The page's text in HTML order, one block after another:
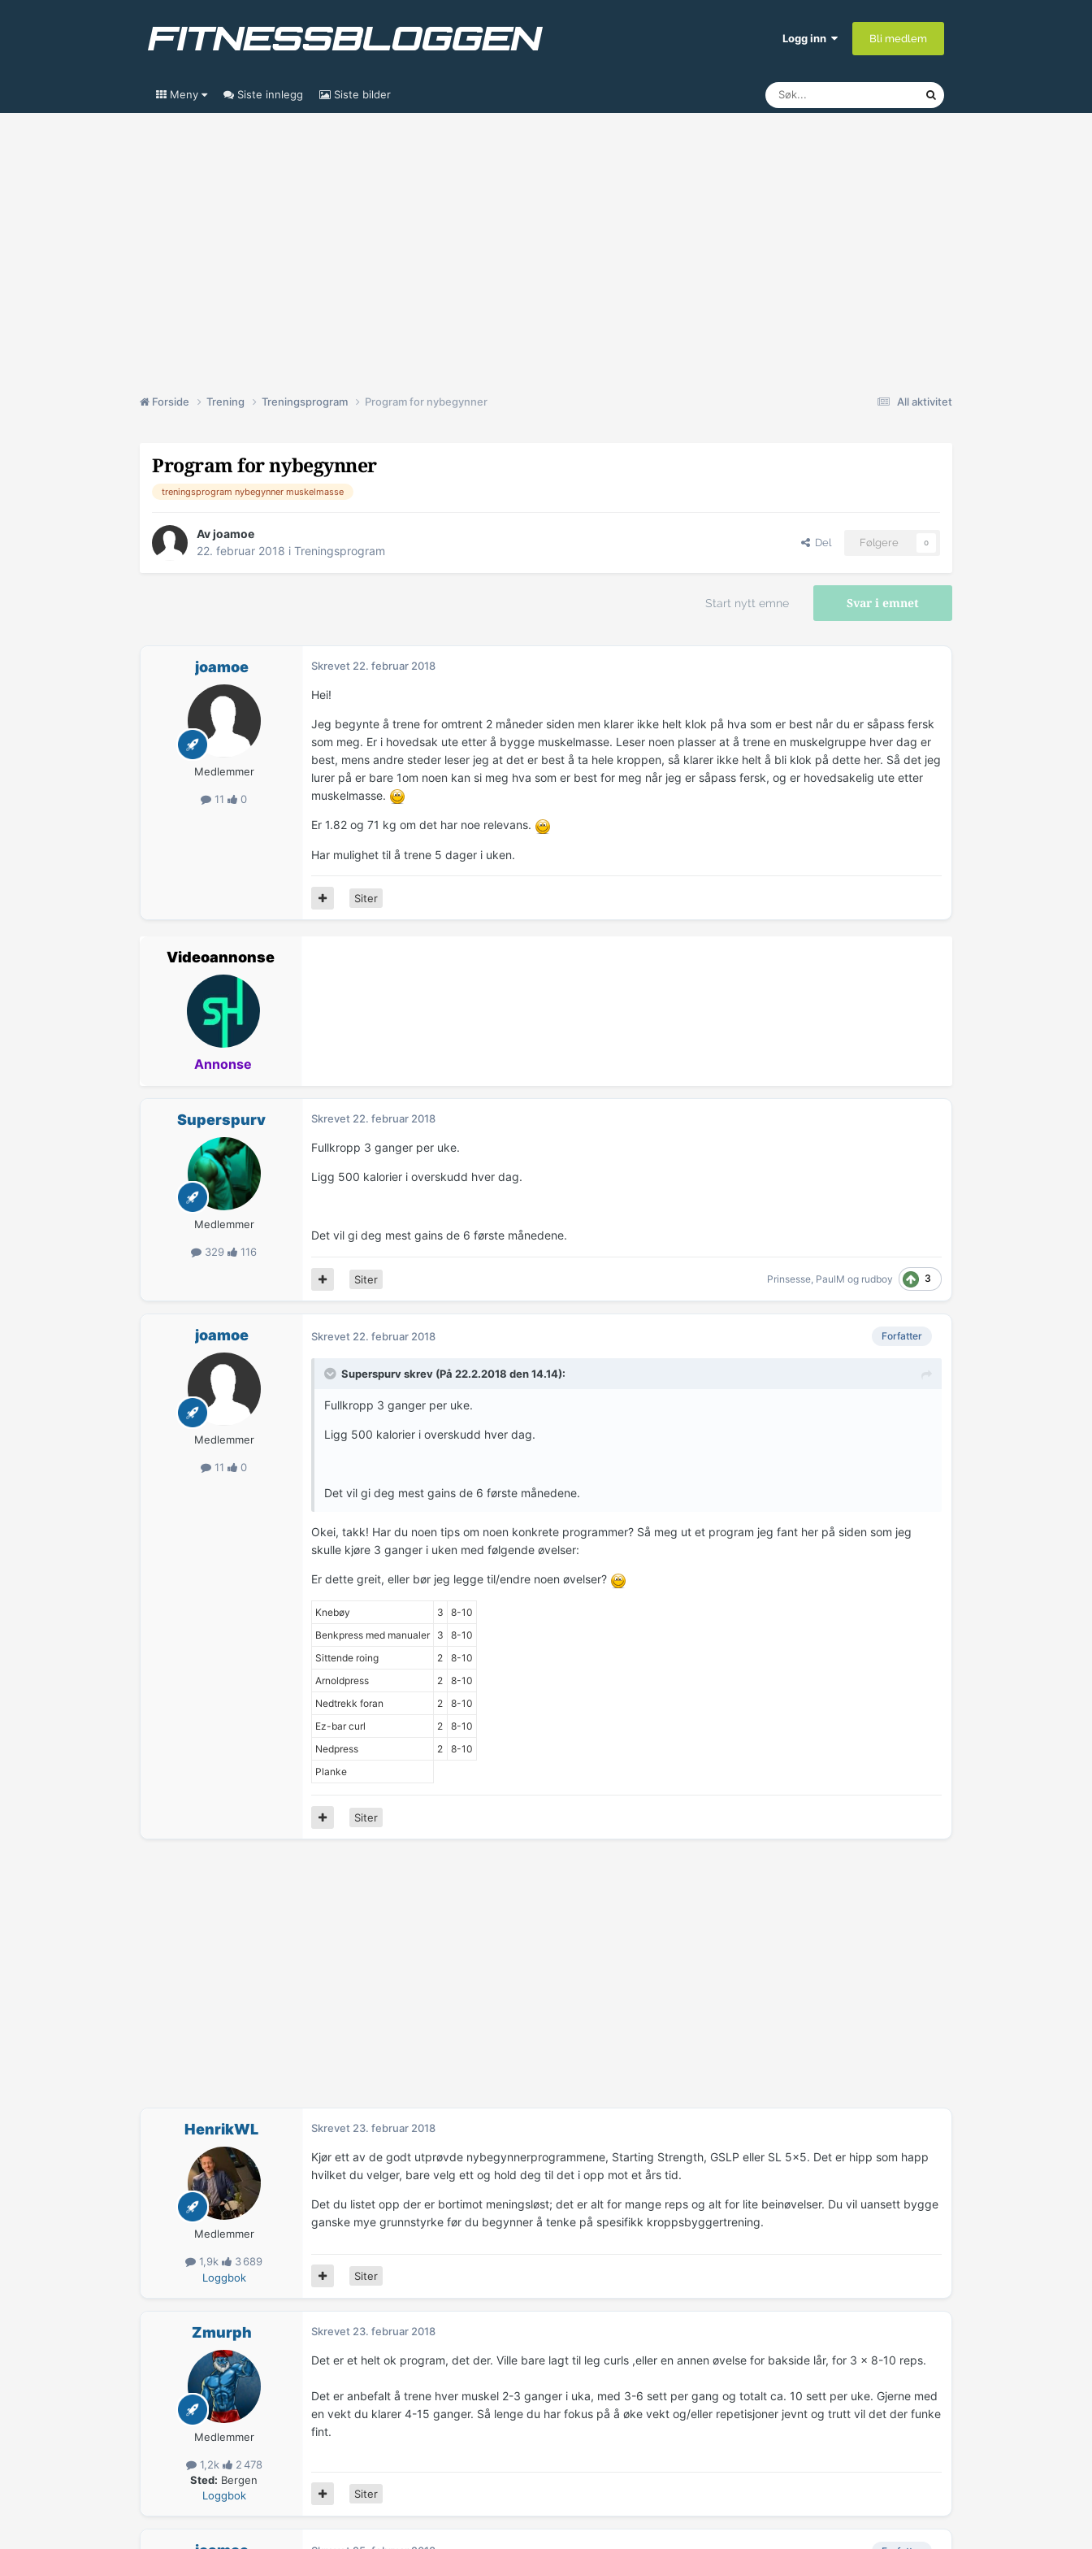
Logg inn Bli medlem
Meny Siste innlegg Siste bilder
All aktivitet
Forside Trening Treningsprogram Program for nybegynner
Program for nybegynner
treningsprogram nybegynner muskelmasse
Avjoamoe
22. februar 2018 i Treningsprogram
Del Følgere 0
Svar i emnet
Start nytt emne
joamoe
Medlemmer
11 0
Skrevet 22. februar 2018
Hei!
Jeg begynte å trene for omtrent 2 måneder siden men klarer ikke helt klok på hva som er best når du er såpass fersk
som meg. Er i hovedsak ute etter å bygge muskelmasse. Leser noen plasser at å trene en muskelgruppe hver dag er
best, mens andre steder leser jeg at det er best å ta hele kroppen, så klarer ikke helt å bli klok på dette her. Så det jeg
lurer på er bare 1om noen kan si meg hva som er best for meg når jeg er såpass fersk, og er hovedsakelig ute etter
muskelmasse.
Er 1.82 og 71 kg om det har noe relevans.
Har mulighet til å trene 5 dager i uken.
Siter
Videoannonse
Annonse
Superspurv
Medlemmer
329 116
Skrevet 22. februar 2018
Fullkropp 3 ganger per uke.
Ligg 500 kalorier i overskudd hver dag.
Det vil gi deg mest gains de 6 første månedene.
Prinsesse PaulM og rudboy 3
Siter
joamoe
Medlemmer
11 0
Forfatter
Skrevet 22. februar 2018
Superspurvskrev (På 22.2.2018 den 14.14):
Fullkropp 3 ganger per uke.
Ligg 500 kalorier i overskudd hver dag.
Det vil gi deg mest gains de 6 første månedene.
Okei, takk! Har du noen tips om noen konkrete programmer? Så meg ut et program jeg fant her på siden som jeg
skulle kjøre 3 ganger i uken med følgende øvelser:
Er dette greit, eller bør jeg legge til/endre noen øvelser?
Knebøy 3
8-10
Benkpress med manualer
3
8-10
Sittende roing
2
8-10
Arnoldpress
2
8-10
Nedtrekk foran
2
8-10
Ez-bar curl
2
8-10
Nedpress
2
8-10
Planke
Siter
HenrikWL
Medlemmer
1,9k
3 689
Loggbok
Skrevet 23. februar 2018
Kjør ett av de godt utprøvde nybegynnerprogrammene, Starting Strength, GSLP eller SL 5x5. Det er hipp som happ
hvilket du velger, bare velg ett og hold deg til det i opp mot et års tid.
Det du listet opp der er bortimot meningsløst; det er alt for mange reps og alt for lite beinøvelser. Du vil uansett bygge
ganske mye grunnstyrke før du begynner å tenke på spesifikk kroppsbyggertrening.
Siter
Zmurph
Medlemmer
1,2k
2 478
Sted: Bergen
Loggbok
Skrevet 23. februar 2018
Det er et helt ok program, det der. Ville bare lagt til leg curls ,eller en annen øvelse for bakside lår, for 3 x 8-10 reps.
Det er anbefalt å trene hver muskel 2-3 ganger i uka, med 3-6 sett per gang og totalt ca. 10 sett per uke. Gjerne med
en vekt du klarer 4-15 ganger. Så lenge du har fokus på å øke vekt og/eller repetisjoner jevnt og trutt vil det der funke
fint.
Siter